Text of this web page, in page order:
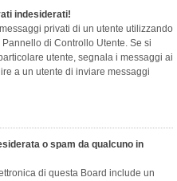
indesiderati!
privati ​​di un utente utilizzando
di Controllo Utente. Se si
utente, segnala i messaggi ai
a un utente di inviare messaggi
o spam da qualcuno in
di questa Board include un